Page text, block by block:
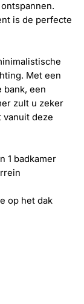
is de perfecte
Met een
bank, een
zult u zeker
vanuit deze
1 badkamer
op het dak